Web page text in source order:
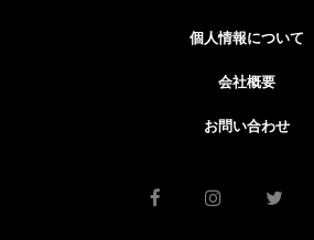
個人情報について
会社概要
お問い合わせ